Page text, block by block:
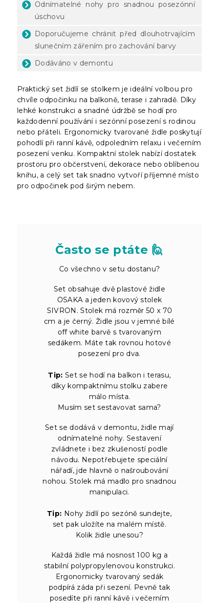
Odnímatelné nohy pro snadnou posezónní
úschovu
Doporučujeme chránit před dlouhotrvajícím
slunečním zářením pro zachování barvy
Dodáváno v demontu
Praktický set židlí se stolkem je ideální volbou pro
chvíle odpočinku na balkoně, terase i zahradě. Díky
lehké konstrukci a snadné údržbě se hodí pro
každodenní používání i sezónní posezení s rodinou
nebo přáteli. Ergonomicky tvarované židle poskytují
pohodlí při ranní kávě, odpoledním relaxu i večerním
posezení venku. Kompaktní stolek nabízí dostatek
prostoru pro občerstvení, dekorace nebo oblíbenou
knihu, a celý set tak snadno vytvoří příjemné místo
pro odpočinek pod širým nebem.
Často se ptáte 🙋
Co všechno v setu dostanu?
Set obsahuje dvě plastové židle
OSAKA a jeden kovový stolek
SIVRON. Stolek má rozměr 50 x 70
cm a je černý. Židle jsou v jemné bílé
off white barvě s tvarovaným
sedákem. Máte tak rovnou hotové
posezení pro dva.
Tip: Set se hodí na balkon i terasu,
díky kompaktnímu stolku zabere
málo místa.
Musím set sestavovat sama?
Set se dodává v demontu, židle mají
odnímatelné nohy. Sestavení
zvládnete i bez zkušeností podle
návodu. Nepotřebujete speciální
nářadí, jde hlavně o našroubování
nohou. Stolek má madlo pro snadnou
manipulaci.
Tip: Nohy židlí po sezóně sundejte,
set pak uložíte na malém místě.
Kolik židle unesou?
Každá židle má nosnost 100 kg a
stabilní polypropylenovou konstrukci.
Ergonomicky tvarovaný sedák
podpírá záda při sezení. Pevně tak
posedíte při ranní kávě i večerním